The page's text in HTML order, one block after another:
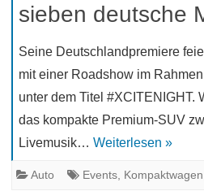
sieben deutsche
Seine Deutschlandpremiere
mit einer Roadshow im
unter dem Titel #XCITENIGHT.
das kompakte Premium-SUV
Livemusik… Weiterlesen »
Auto Events Kompaktwagen